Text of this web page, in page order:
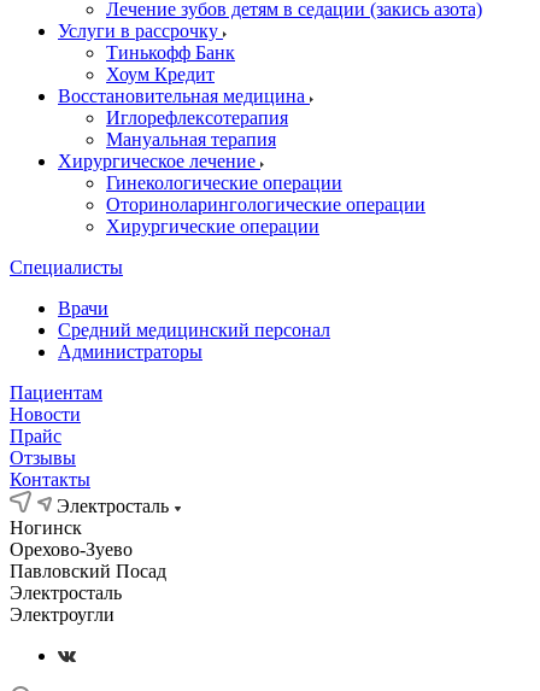
Лечение зубов детям в седации (закись азота)
Услуги в рассрочку
Тинькофф Банк
Хоум Кредит
Восстановительная медицина
Иглорефлексотерапия
Мануальная терапия
Хирургическое лечение
Гинекологические операции
Оториноларингологические операции
Хирургические операции
Специалисты
Врачи
Средний медицинский персонал
Администраторы
Пациентам
Новости
Прайс
Отзывы
Контакты
Электросталь
Ногинск
Орехово-Зуево
Павловский Посад
Электросталь
Электроугли